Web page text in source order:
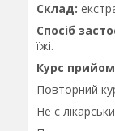
Склад:
Спосіб
їжі.
Курс
Повторний
Не є